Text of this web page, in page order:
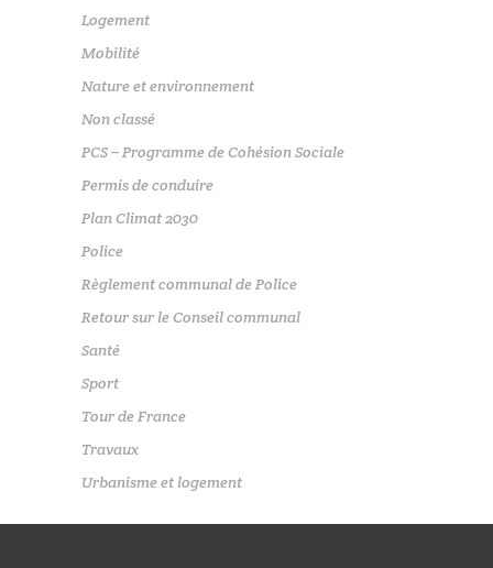
Logement
Mobilité
Nature et environnement
Non classé
PCS – Programme de Cohésion Sociale
Permis de conduire
Plan Climat 2030
Police
Règlement communal de Police
Retour sur le Conseil communal
Santé
Sport
Tour de France
Travaux
Urbanisme et logement